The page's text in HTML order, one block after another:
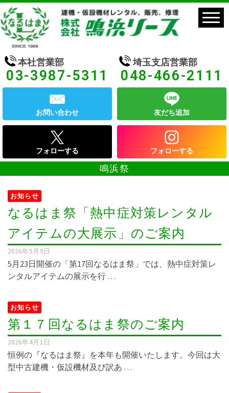
本社営業部
03-3987-5311
埼玉支店営業部
048-466-2111
お問い合わせ 友だち追加
フォローする フォローする
鳴浜祭
お知らせ
なるはま祭「熱中症対策レンタル
アイテムの大展示」のご案内
2026年5月9日
5月23日開催の「第17回なるはま祭」では、熱中症対策レ
ンタルアイテムの展示を行 …
お知らせ
第１７回なるはま祭のご案内
2026年4月1日
恒例の『なるはま祭』を本年も開催いたします。今回は大
型中古建機・仮設機材及び訳あ …